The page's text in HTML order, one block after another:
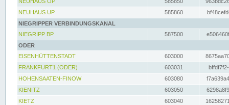
NEUHAUS UP
585860
NIEGRIPPER VERBINDUNGSKANAL
NIEGRIPP BP
587500
ODER
EISENHÜTTENSTADT
603000
FRANKFURT1 (ODER)
603031
HOHENSAATEN-FINOW
603080
KIENITZ
603050
KIETZ
603040